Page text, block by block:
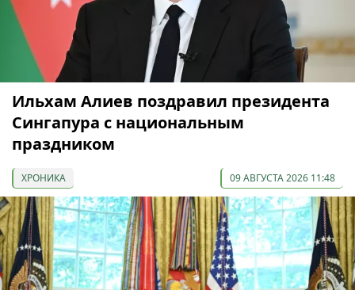
Ильхам Алиев поздравил президента
Сингапура с национальным
праздником
ХРОНИКА 09 АВГУСТА 2026 11:48